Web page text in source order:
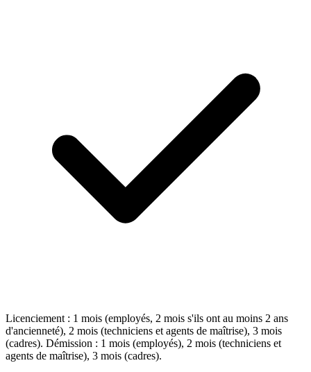
Licenciement : 1 mois (employés, 2 mois s'ils ont au moins 2 ans
d'ancienneté), 2 mois (techniciens et agents de maîtrise), 3 mois
(cadres). Démission : 1 mois (employés), 2 mois (techniciens et
agents de maîtrise), 3 mois (cadres).